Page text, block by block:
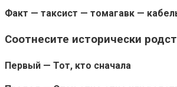
Факт — таксист — томагавк —
Соотнесите исторически
Первый — Тот, кто сначала